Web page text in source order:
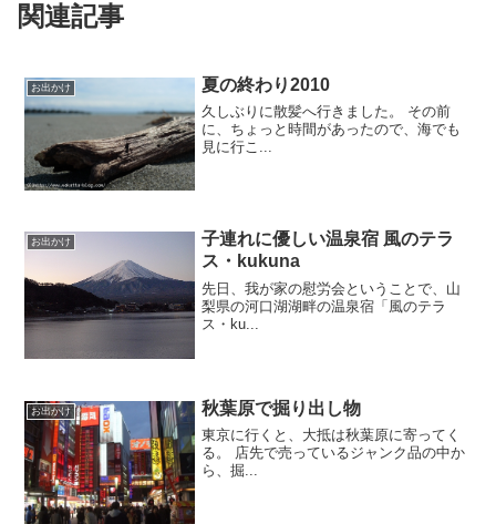
関連記事
お出かけ 夏の終わり2010
久しぶりに散髪へ行きました。 その前
に、ちょっと時間があったので、海でも
見に行こ...
お出かけ
子連れに優しい温泉宿 風のテラ
ス・kukuna
先日、我が家の慰労会ということで、山
梨県の河口湖湖畔の温泉宿「風のテラ
ス・ku...
お出かけ 秋葉原で掘り出し物
東京に行くと、大抵は秋葉原に寄ってく
る。 店先で売っているジャンク品の中か
ら、掘...